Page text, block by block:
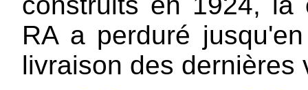
RA a perduré
livraison des